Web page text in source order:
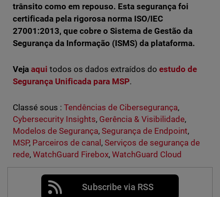
trânsito como em repouso. Esta segurança foi
certificada pela rigorosa norma ISO/IEC
27001:2013, que cobre o Sistema de Gestão da
Segurança da Informação (ISMS) da plataforma.
Veja aqui todos os dados extraídos doestudo de
Segurança Unificada para MSP.
Classé sous : Tendências de Cibersegurança,
Cybersecurity Insights, Gerência & Visibilidade,
Modelos de Segurança, Segurança de Endpoint,
MSP, Parceiros de canal , Serviços de segurança de
rede, WatchGuard Firebox, WatchGuard Cloud
Subscribe via RSS